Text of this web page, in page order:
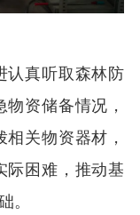
认真听取森林防
资储备情况，
关物资器材，
际困难，推动基
。